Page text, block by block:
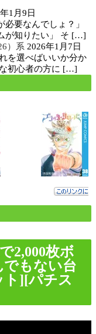
1月9日
必要なんでしょ？」
が知りたい」 そ […]
）系 2026年1月7日
を選べばいいか分か
初心者の方に […]
2,000枚ボ
もない台
][パチス